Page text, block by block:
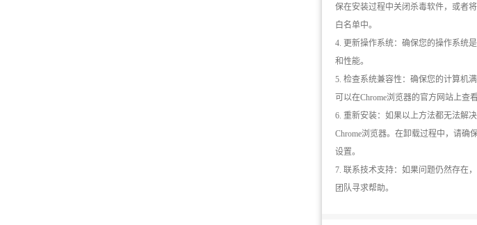
保在安装过程中关闭杀毒软件，或者
白名单中。
4. 更新操作系统：确保您的操作系统
和性能。
5. 检查系统兼容性：确保您的计算机
可以在Chrome浏览器的官方网站上查
6. 重新安装：如果以上方法都无法解
Chrome浏览器。在卸载过程中，请确
设置。
7. 联系技术支持：如果问题仍然存在
团队寻求帮助。